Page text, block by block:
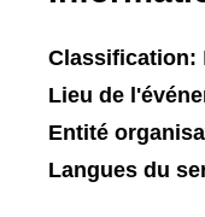
Classification:
Lieu de
Entité
Langues du